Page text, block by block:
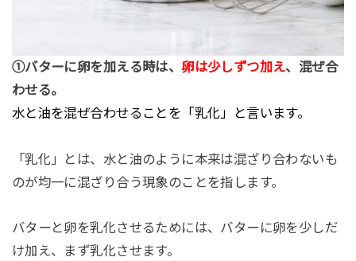
①バターに卵を加える時は、卵は少しずつ加え、混ぜ合
わせる。
水と油を混ぜ合わせることを「乳化」と言います。
「乳化」とは、水と油のように本来は混ざり合わないも
のが均一に混ざり合う現象のことを指します。
バターと卵を乳化させるためには、バターに卵を少しだ
け加え、まず乳化させます。